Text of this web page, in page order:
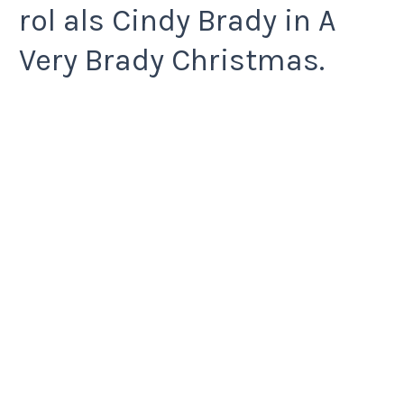
rol als Cindy Brady in A
Very Brady Christmas.